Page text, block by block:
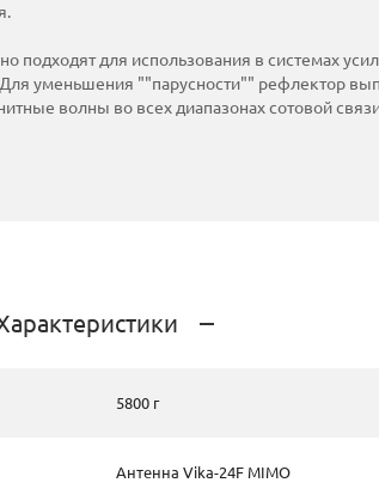
подходят для использования в системах
уменьшения ""парусности"" рефлектор
волны во всех диапазонах сотовой
5800 г
Антенна Vika-24F MIMO